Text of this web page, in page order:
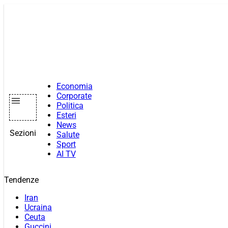
Sezioni
Economia
Corporate
Politica
Esteri
News
Salute
Sport
AI TV
Tendenze
Iran
Ucraina
Ceuta